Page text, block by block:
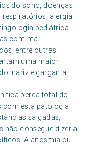
do sono, doenças
alergia
pediátrica
com má-
entre outras
uma maior
nariz e garganta.
perda total do
com esta patologia
salgadas,
não consegue dizer a
A anosmia ou